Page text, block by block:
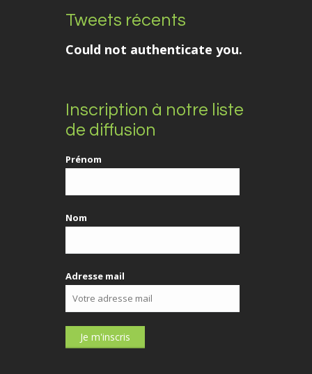
Tweets récents
Could not authenticate you.
Inscription à notre liste
de diffusion
Prénom
Nom
Adresse mail